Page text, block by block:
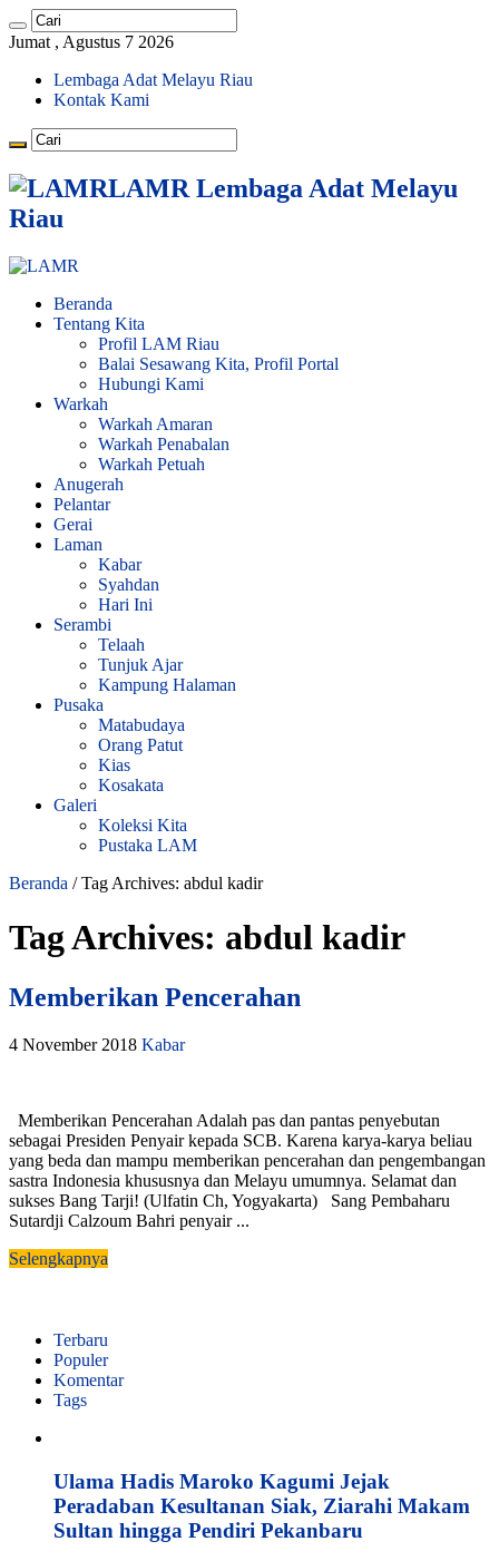
Jumat , Agustus 7 2026
Lembaga Adat Melayu Riau
Kontak Kami
LAMR Lembaga Adat Melayu
Riau
Beranda
Tentang Kita
Profil LAM Riau
Balai Sesawang Kita, Profil Portal
Hubungi Kami
Warkah
Warkah Amaran
Warkah Penabalan
Warkah Petuah
Anugerah
Pelantar
Gerai
Laman
Kabar
Syahdan
Hari Ini
Serambi
Telaah
Tunjuk Ajar
Kampung Halaman
Pusaka
Matabudaya
Orang Patut
Kias
Kosakata
Galeri
Koleksi Kita
Pustaka LAM
Beranda / Tag Archives: abdul kadir
Tag Archives: abdul kadir
Memberikan Pencerahan
4 November 2018 Kabar
Memberikan Pencerahan Adalah pas dan pantas penyebutan
sebagai Presiden Penyair kepada SCB. Karena karya-karya beliau
yang beda dan mampu memberikan pencerahan dan pengembangan
sastra Indonesia khususnya dan Melayu umumnya. Selamat dan
sukses Bang Tarji! (Ulfatin Ch, Yogyakarta) Sang Pembaharu
Sutardji Calzoum Bahri penyair ...
Selengkapnya
Terbaru
Populer
Komentar
Tags
Ulama Hadis Maroko Kagumi Jejak
Peradaban Kesultanan Siak, Ziarahi Makam
Sultan hingga Pendiri Pekanbaru